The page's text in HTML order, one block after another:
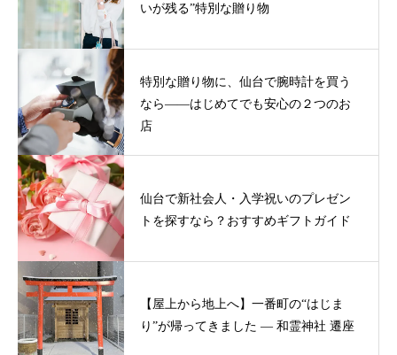
いが残る”特別な贈り物
特別な贈り物に、仙台で腕時計を買う
なら——はじめてでも安心の２つのお
店
仙台で新社会人・入学祝いのプレゼン
トを探すなら？おすすめギフトガイド
【屋上から地上へ】一番町の“はじま
り”が帰ってきました ― 和霊神社 遷座